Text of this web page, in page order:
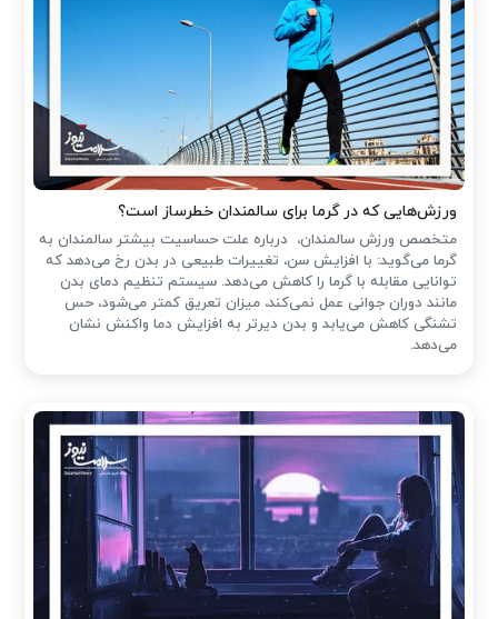
ورزش‌هایی که در گرما برای سالمندان خطرساز است؟
متخصص ورزش سالمندان، درباره علت حساسیت بیشتر سالمندان به
گرما می‌گوید: با افزایش سن، تغییرات طبیعی در بدن رخ می‌دهد که
توانایی مقابله با گرما را کاهش می‌دهد. سیستم تنظیم دمای بدن
مانند دوران جوانی عمل نمی‌کند، میزان تعریق کمتر می‌شود، حس
تشنگی کاهش می‌یابد و بدن دیرتر به افزایش دما واکنش نشان
می‌دهد.